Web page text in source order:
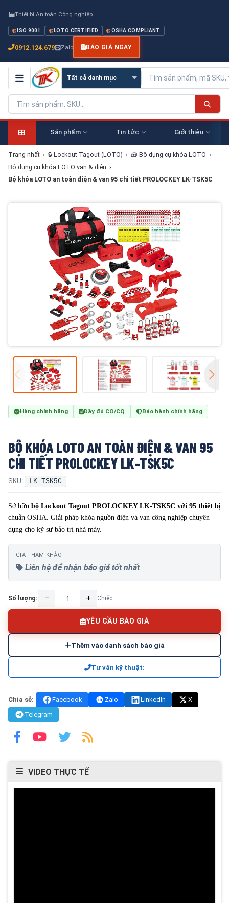
Thiết bị An toàn Công nghiệp
ISO 9001 LOTO CERTIFIED OSHA COMPLIANT
0912.124.679 Zalo BÁO GIÁ NGAY
Sản phẩm Tin tức Giới thiệu
Trang nhất › 🔒 Lockout Tagout (LOTO) › 🧰 Bộ dụng cụ khóa LOTO ›
Bộ dụng cụ khóa LOTO van & điện ›
Bộ khóa LOTO an toàn điện & van 95 chi tiết PROLOCKEY LK-TSK5C
Hàng chính hãng Đầy đủ CO/CQ Bảo hành chính hãng
BỘ KHÓA LOTO AN TOÀN ĐIỆN & VAN 95
CHI TIẾT PROLOCKEY LK-TSK5C
SKU: LK-TSK5C
Sở hữu bộ Lockout Tagout PROLOCKEY LK-TSK5C với 95 thiết bị
chuẩn OSHA. Giải pháp khóa nguồn điện và van công nghiệp chuyên
dụng cho kỹ sư bảo trì nhà máy.
GIÁ THAM KHẢO
Liên hệ để nhận báo giá tốt nhất
Số lượng: − + Chiếc
YÊU CẦU BÁO GIÁ
Thêm vào danh sách báo giá
Tư vấn kỹ thuật:
Chia sẻ: Facebook Zalo LinkedIn
X
Telegram
VIDEO THỰC TẾ